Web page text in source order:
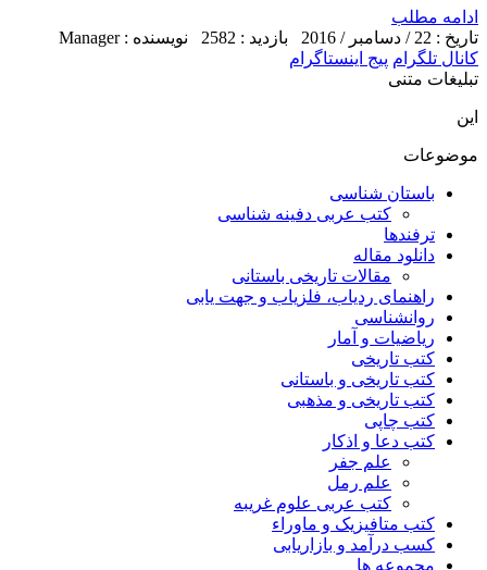
ادامه مطلب
تاریخ : 22 / دسامبر / 2016
بازدید : 2582
نویسنده : Manager
کانال تلگرام پیج اینستاگرام
تبلیغات متنی
این
موضوعات
باستان شناسی
کتب عربی دفینه شناسی
ترفندها
دانلود مقاله
مقالات تاریخی باستانی
راهنمای ردیاب، فلزیاب و جهت یابی
روانشناسی
ریاضیات و آمار
کتب تاریخی
کتب تاریخی و باستانی
کتب تاریخی و مذهبی
کتب چاپی
کتب دعا و اذکار
علم جفر
علم رمل
کتب عربی علوم غریبه
کتب متافیزیک و ماوراء
کسب درآمد و بازاریابی
مجموعه ها